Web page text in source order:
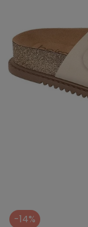
-14%